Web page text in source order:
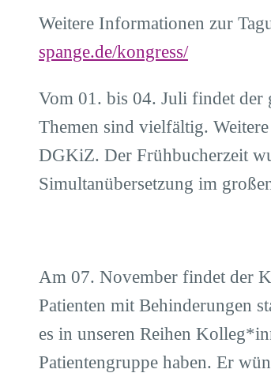
Weitere Informationen zur
spange.de/kongress/
Vom 01. bis 04. Juli findet
Themen sind vielfältig.
DGKiZ. Der Frühbucherzeit
Simultanübersetzung im
Am 07. November findet der
Patienten mit Behinderungen
es in unseren Reihen
Patientengruppe haben. Er